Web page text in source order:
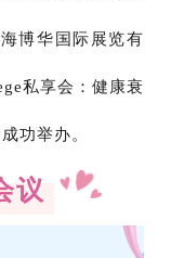
博华国际展览有
私享会：健康衰
功举办。
议